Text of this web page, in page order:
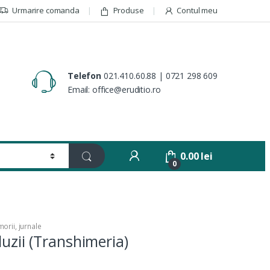
Urmarire comanda Produse Contul meu
Telefon 021.410.60.88 | 0721 298 609
Email: office@eruditio.ro
0
0.00lei
jurnale
(Transhimeria)